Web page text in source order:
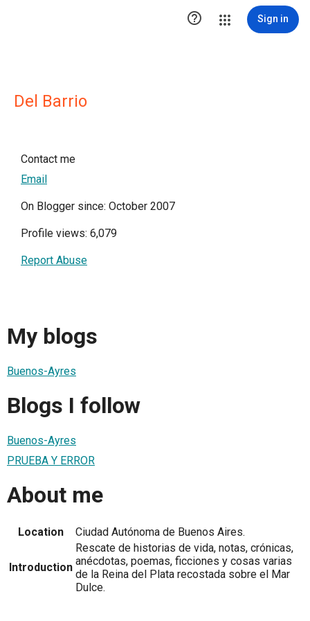
 Sign in
Del Barrio
Contact me
Email
On Blogger since: October 2007
Profile views: 6,079
Report Abuse
My blogs
Buenos-Ayres
Blogs I follow
Buenos-Ayres
PRUEBA Y ERROR
About me
Location Ciudad Autónoma de Buenos Aires.
Introduction
Rescate de historias de vida, notas, crónicas,
anécdotas, poemas, ficciones y cosas varias
de la Reina del Plata recostada sobre el Mar
Dulce.